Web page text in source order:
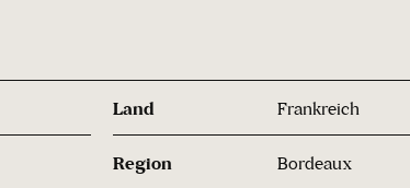
Land Frankreich
Region Bordeaux